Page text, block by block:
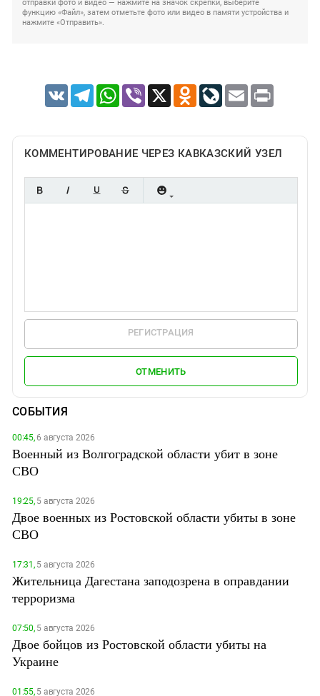
отправки фото и видео — нажмите на значок скрепки, выберите
функцию «Файл», затем отметьте фото или видео в памяти устройства и
нажмите «Отправить».
VK TelegramWhatsApp
Viber X Odnoklassniki
LiveJournal
Email Print
КОММЕНТИРОВАНИЕ ЧЕРЕЗ КАВКАЗСКИЙ УЗЕЛ
РЕГИСТРАЦИЯ
ОТМЕНИТЬ
СОБЫТИЯ
00:45,6 августа 2026
Военный из Волгоградской области убит в зоне
СВО
19:25,5 августа 2026
Двое военных из Ростовской области убиты в зоне
СВО
17:31,5 августа 2026
Жительница Дагестана заподозрена в оправдании
терроризма
07:50,5 августа 2026
Двое бойцов из Ростовской области убиты на
Украине
01:55,5 августа 2026